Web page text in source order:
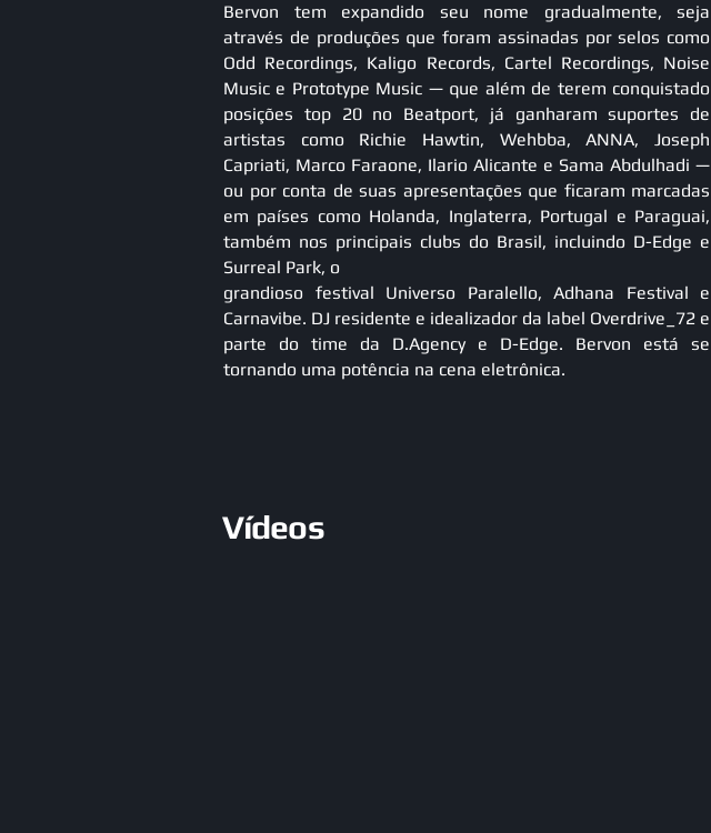
Bervon tem expandido seu nome gradualmente, seja
através de produções que foram assinadas por selos como
Odd Recordings, Kaligo Records, Cartel Recordings, Noise
Music e Prototype Music — que além de terem conquistado
posições top 20 no Beatport, já ganharam suportes de
artistas como Richie Hawtin, Wehbba, ANNA, Joseph
Capriati, Marco Faraone, Ilario Alicante e Sama Abdulhadi —
ou por conta de suas apresentações que ficaram marcadas
em países como Holanda, Inglaterra, Portugal e Paraguai,
também nos principais clubs do Brasil, incluindo D-Edge e
Surreal Park, o
grandioso festival Universo Paralello, Adhana Festival e
Carnavibe. DJ residente e idealizador da label Overdrive_72 e
parte do time da D.Agency e D-Edge. Bervon está se
tornando uma potência na cena eletrônica.
Vídeos